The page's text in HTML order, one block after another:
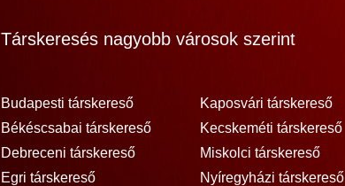
Társkeresés nagyobb városok szerint
Budapesti társkereső
Békéscsabai társkereső
Debreceni társkereső
Egri társkereső
Kaposvári társkereső
Kecskeméti társkereső
Miskolci társkereső
Nyíregyházi társkereső